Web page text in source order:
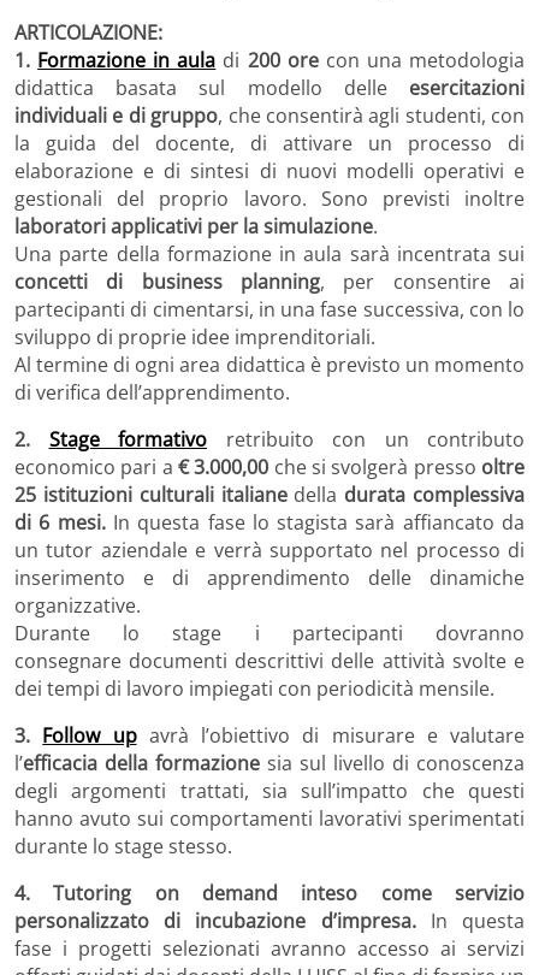
ARTICOLAZIONE:
1. Formazione in aula di 200 orecon una metodologia
didattica basata sul modello delle esercitazioni
individuali e di gruppo, che consentirà agli studenti, con
la guida del docente, di attivare un processo di
elaborazione e di sintesi di nuovi modelli operativi e
gestionali del proprio lavoro. Sono previsti inoltre
laboratori applicativi per la simulazione.
Una parte della formazione in aula sarà incentrata sui
concetti di business planning, per consentire ai
partecipanti di cimentarsi, in una fase successiva, con lo
sviluppo di proprie idee imprenditoriali.
Al termine di ogni area didattica è previsto un momento
di verifica dell’apprendimento.
2. Stage formativo retribuito con un contributo
economico pari a € 3.000,00 che si svolgerà presso oltre
25 istituzioni culturali italianedella durata complessiva
di 6 mesi.In questa fase lo stagista sarà affiancato da
un tutor aziendale e verrà supportato nel processo di
inserimento e di apprendimento delle dinamiche
organizzative.
Durante lo stage i partecipanti dovranno
consegnare documenti descrittivi delle attività svolte e
dei tempi di lavoro impiegati con periodicità mensile.
3. Follow upavrà l’obiettivo di misurare e valutare
l’efficacia della formazione sia sul livello di conoscenza
degli argomenti trattati, sia sull’impatto che questi
hanno avuto sui comportamenti lavorativi sperimentati
durante lo stage stesso.
4. Tutoring on demand inteso come servizio
personalizzato di incubazione d’impresa. In questa
fase i progetti selezionati avranno accesso ai servizi